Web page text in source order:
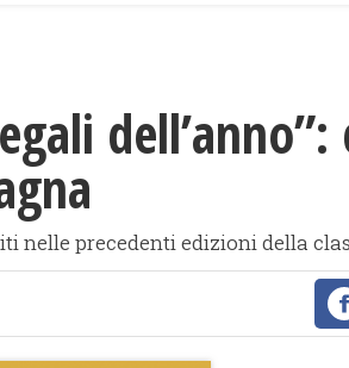
nelle precedenti edizioni della